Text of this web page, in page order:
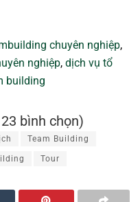
chuyên nghiệp,
nghiệp, dịch vụ tổ
building
bình chọn)
Team Building
Tour